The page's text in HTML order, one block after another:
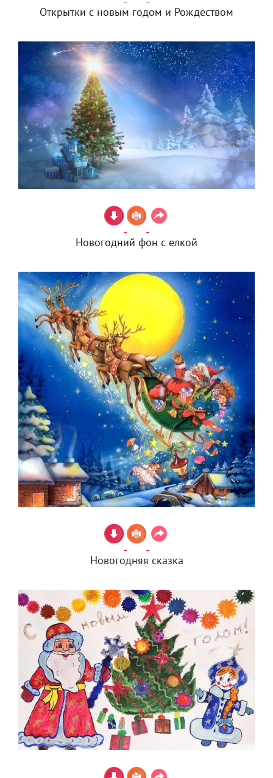
Открытки с новым годом и Рождеством
Новогодний фон с елкой
Новогодняя сказка